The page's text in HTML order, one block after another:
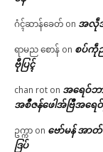
ဂံၚ်ဆာန်ခေတ် on အလဵုအ
ရာမည စောန် on စပ်ကဵု
ဗီုပြၚ်
chan rot on အရေဝ်ဘ
အစဳဇန်ဖေါအ်ဗြဳအရေ
ဥက္ကာ on ဗော်မန် အာ
ဒြပ်